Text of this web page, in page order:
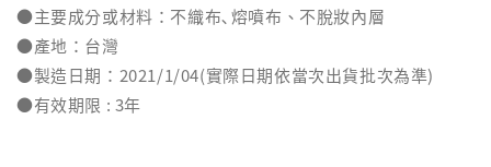
●主要成分或材料：不織布､熔噴布、不脫妝內層
●產地：台灣
●製造日期：2021/1/04(實際日期依當次出貨批次為準)
●有效期限 : 3年